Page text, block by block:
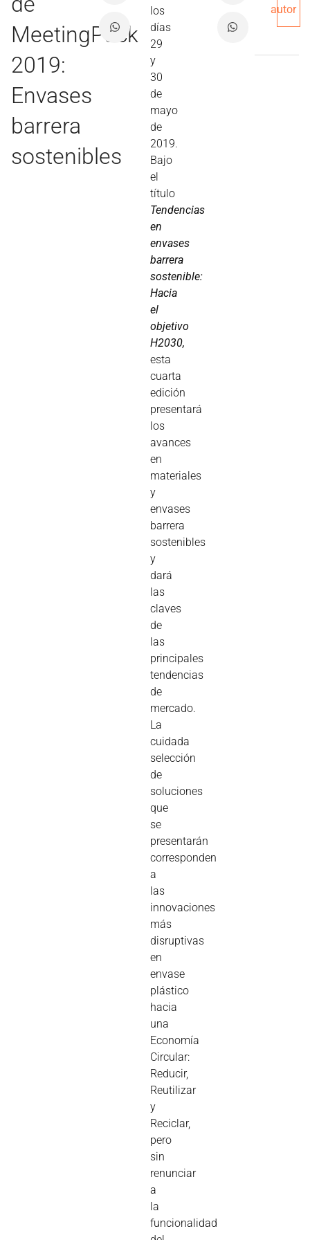
MeetingPack
2019:
Envases
barrera
sostenibles
los
días
29
y
30
de
mayo
de
2019.
Bajo
el
título
Tendencias
en
envases
barrera
sostenible:
Hacia
el
objetivo
H2030,
esta
cuarta
edición
presentará
los
avances
en
materiales
y
envases
barrera
sostenibles
y
dará
las
claves
de
las
principales
tendencias
de
mercado.
La
cuidada
selección
de
soluciones
que
se
presentarán
corresponden
a
las
innovaciones
más
disruptivas
en
envase
plástico
hacia
una
Economía
Circular:
Reducir,
Reutilizar
y
Reciclar,
pero
sin
renunciar
a
la
funcionalidad
autor